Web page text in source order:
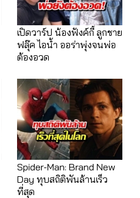
เปิดวาร์ป น้องฟังค์กี้ ลูกชาย
ฟลุ๊ค ไอน้ำ ออร่าพุ่งจนพ่อ
ต้องอวด
Spider-Man: Brand New
Day ทุบสถิติพันล้านเร็ว
ที่สุด